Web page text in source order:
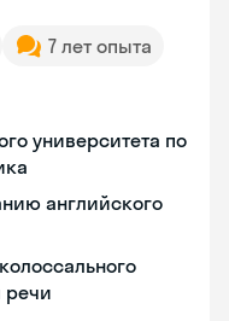
7 лет опыта
университета по
английского
речи